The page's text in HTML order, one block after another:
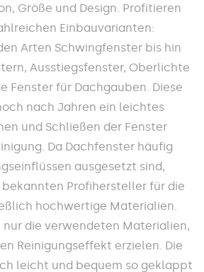
Größe und Design. Profitieren
Einbauvarianten:
Arten Schwingfenster bis hin
Ausstiegsfenster, Oberlichte
Fenster für Dachgauben. Diese
nach Jahren ein leichtes
und Schließen der Fenster
Da Dachfenster häufig
ausgesetzt sind,
Profihersteller für die
hochwertige Materialien.
nur die verwendeten Materialien,
Reinigungseffekt erzielen. Die
leicht und bequem so geklappt